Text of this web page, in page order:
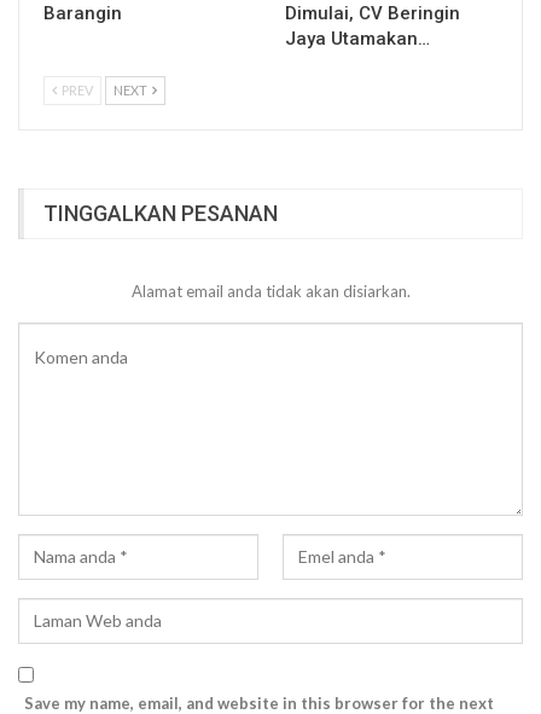
Barangin
Dimulai, CV Beringin
Jaya Utamakan…
PREV NEXT
TINGGALKAN PESANAN
Alamat email anda tidak akan disiarkan.
Save my name, email, and website in this browser for the next